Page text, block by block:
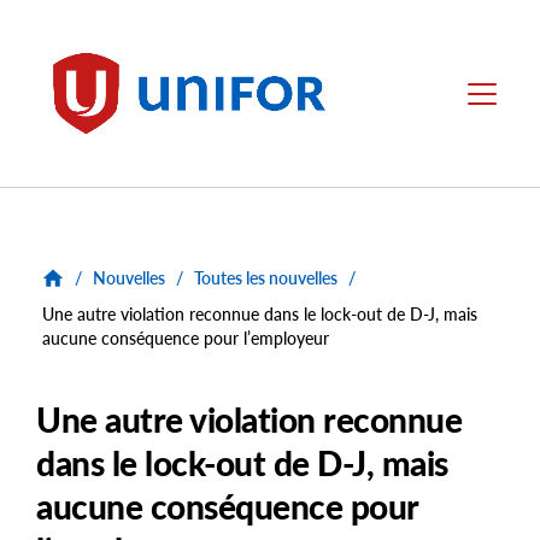
Unifor Menu
/ Nouvelles / Toutes les nouvelles /
Une autre violation reconnue dans le lock-out de D-J, mais
aucune conséquence pour l’employeur
Une autre violation reconnue
dans le lock-out de D-J, mais
aucune conséquence pour